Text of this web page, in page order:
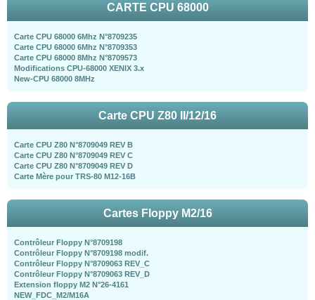
CARTE CPU 68000
Carte CPU 68000 6Mhz N°8709235
Carte CPU 68000 6Mhz N°8709353
Carte CPU 68000 8Mhz N°8709573
Modifications CPU-68000 XENIX 3.x
New-CPU 68000 8MHz
Carte CPU Z80 II/12/16
Carte CPU Z80 N°8709049 REV B
Carte CPU Z80 N°8709049 REV C
Carte CPU Z80 N°8709049 REV D
Carte Mère pour TRS-80 M12-16B
Cartes Floppy M2/16
Contrôleur Floppy N°8709198
Contrôleur Floppy N°8709198 modif.
Contrôleur Floppy N°8709063 REV_C
Contrôleur Floppy N°8709063 REV_D
Extension floppy M2 N°26-4161
NEW_FDC_M2/M16A